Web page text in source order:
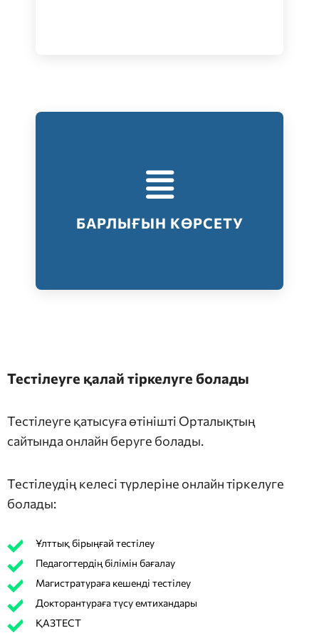
БАРЛЫҒЫН КӨРСЕТУ
Тестілеудің барлық түрлері
Барлығын көрсету
Тестілеуге қалай тіркелуге болады
Тестілеуге қатысуға өтінішті Орталықтың
сайтында онлайн беруге болады.
Тестілеудің келесі түрлеріне онлайн тіркелуге
болады:
Ұлттық бірыңғай тестілеу
Педагогтердің білімін бағалау
Магистратураға кешенді тестілеу
Докторантураға түсу емтихандары
ҚАЗТЕСТ